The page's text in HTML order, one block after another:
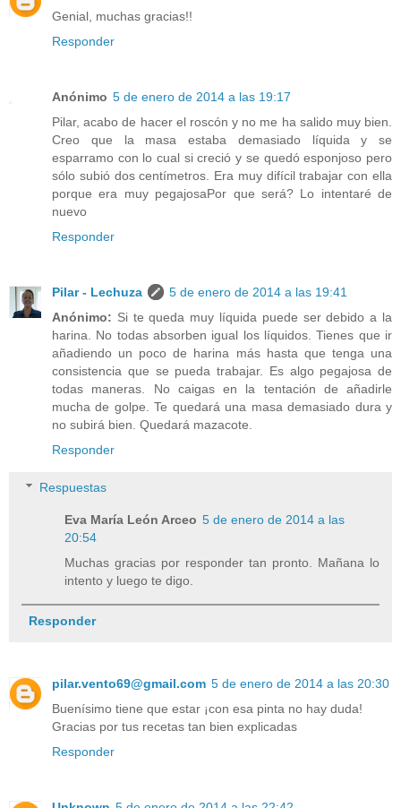
Genial, muchas gracias!!
Responder
Anónimo 5 de enero de 2014 a las 19:17
Pilar, acabo de hacer el roscón y no me ha salido muy bien.
Creo que la masa estaba demasiado líquida y se
esparramo con lo cual si creció y se quedó esponjoso pero
sólo subió dos centímetros. Era muy difícil trabajar con ella
porque era muy pegajosaPor que será? Lo intentaré de
nuevo
Responder
Pilar - Lechuza
5 de enero de 2014 a las 19:41
Anónimo: Si te queda muy líquida puede ser debido a la
harina. No todas absorben igual los líquidos. Tienes que ir
añadiendo un poco de harina más hasta que tenga una
consistencia que se pueda trabajar. Es algo pegajosa de
todas maneras. No caigas en la tentación de añadirle
mucha de golpe. Te quedará una masa demasiado dura y
no subirá bien. Quedará mazacote.
Responder
Respuestas
Eva María León Arceo 5 de enero de 2014 a las
20:54
Muchas gracias por responder tan pronto. Mañana lo
intento y luego te digo.
Responder
pilar.vento69@gmail.com 5 de enero de 2014 a las 20:30
Buenísimo tiene que estar ¡con esa pinta no hay duda!
Gracias por tus recetas tan bien explicadas
Responder